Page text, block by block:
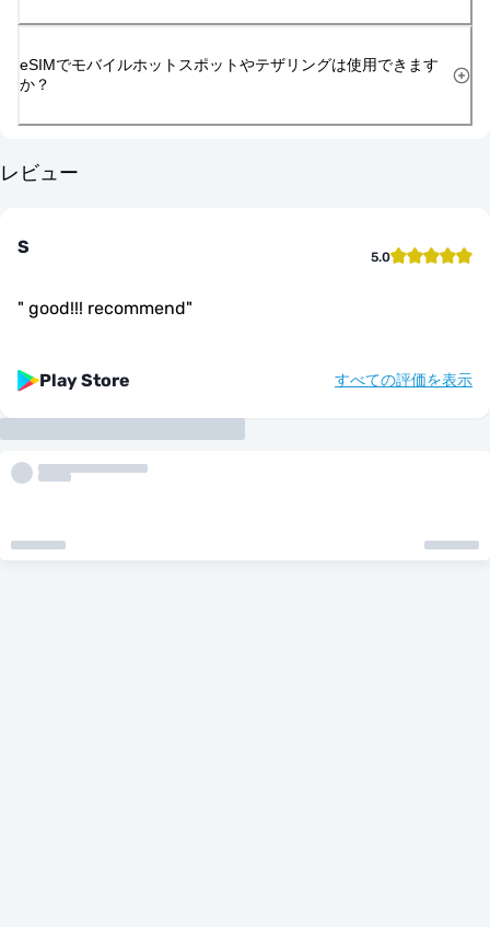
eSIMでモバイルホットスポットやテザリングは使用できます
か？
レビュー
S 5.0
" good!!! recommend"
Play Store すべての評価を表示